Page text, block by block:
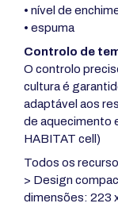
• nível de
• espuma
Controlo de
O controlo
cultura é
adaptável aos
de aquecimento
HABITAT cell)
Todos os
> Design
dimensões: 223